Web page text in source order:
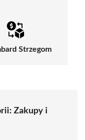
Strzegom
Zakupy i